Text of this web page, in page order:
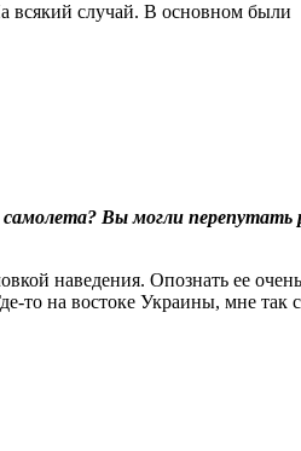
всякий случай. В основном были
Вы могли перепутать
наведения. Опознать ее
то на востоке Украины, мне так